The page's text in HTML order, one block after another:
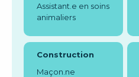
Assistant.e en soins
animaliers
Construction
Maçon.ne